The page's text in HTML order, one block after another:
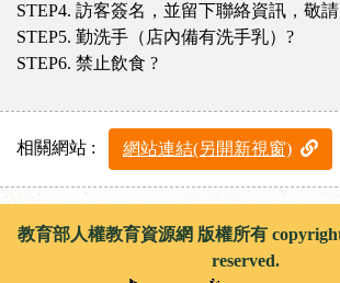
STEP4. 訪客簽名，並留下聯絡資訊，敬
STEP5. 勤洗手（店內備有洗手乳）?
STEP6. 禁止飲食 ?
相關網站 : 網站連結(另開新視窗)
教育部人權教育資源網 版權所有
reserved.